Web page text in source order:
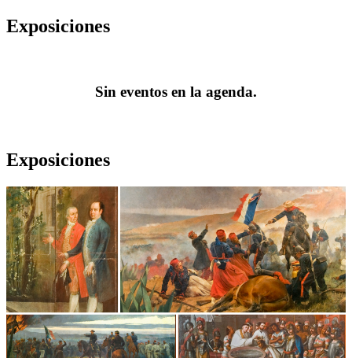
Exposiciones
Sin eventos en la agenda.
Exposiciones